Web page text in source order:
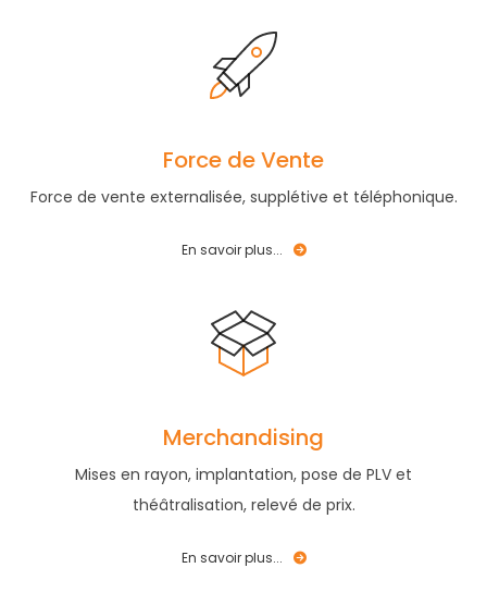
Force de Vente
Force de vente externalisée, supplétive et téléphonique.
En savoir plus...
Merchandising
Mises en rayon, implantation, pose de PLV et
théâtralisation, relevé de prix.
En savoir plus...